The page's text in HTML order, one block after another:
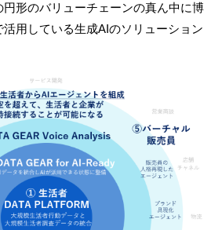
円形のバリューチェーンの真ん中に博
用している生成AIのソリューション